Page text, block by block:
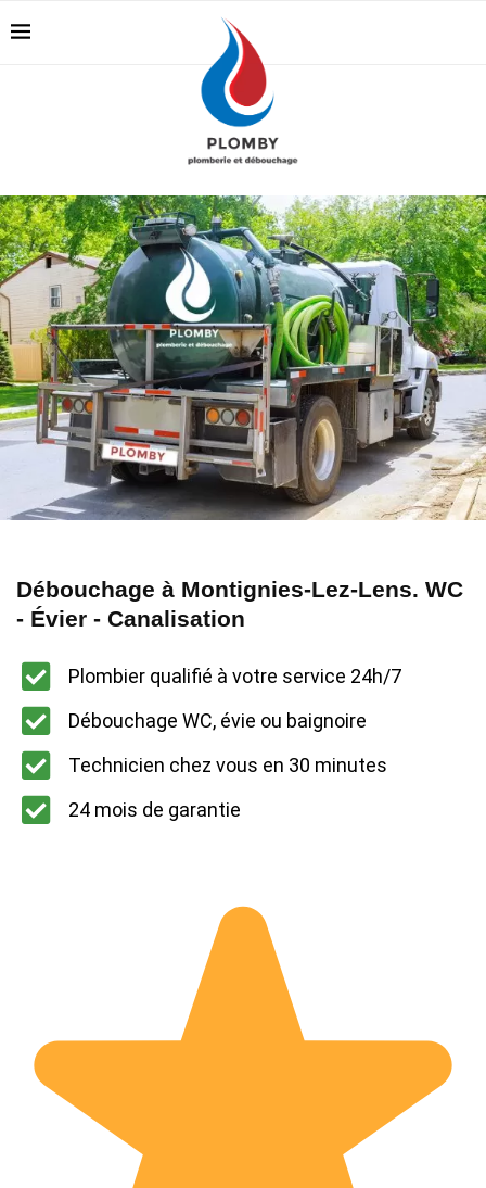
Débouchage à Montignies-Lez-Lens. WC
- Évier - Canalisation
Plombier qualifié à votre service 24h/7
Débouchage WC, évie ou baignoire
Technicien chez vous en 30 minutes
24 mois de garantie